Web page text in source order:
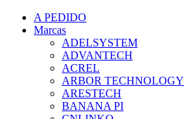
A PEDIDO
Marcas
ADELSYSTEM
ADVANTECH
ACREL
ARBOR TECHNOLOGY
ARESTECH
BANANA PI